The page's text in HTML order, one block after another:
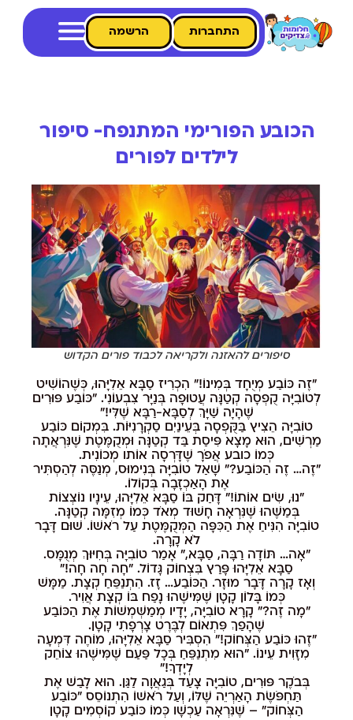
התחברות הרשמה
הכובע הפורימי המתנפח- סיפור
לילדים לפורים
סיפורים להאזנה ולקריאה לכבוד פורים הקדוש
"זֶה כּוֹבַע מְיֻחָד בְּמִינוֹ!" הִכְרִיז סַבָּא אֵלִיָּהוּ, כְּשֶׁהוֹשִׁיט
לְטוֹבִיָּה קֻפְסָה קְטַנָּה עֲטוּפָה בְּנַיָּר צִבְעוֹנִי. "כּוֹבַע פּוּרִים
שֶׁהָיָה שַׁיָּךְ לְסַבָּא-רַבָּא שֶׁלִּי!"
טוֹבִיָּה הֵצִיץ בַּקֻּפְסָה בְּעֵינַיִם סַקְרָנִיּוֹת. בִּמְקוֹם כּוֹבַע
מַרְשִׁים, הוּא מָצָא פִּיסַת בַּד קְטַנָּה וּמְקֻמֶּטֶת שֶׁנִּרְאֲתָה
כְּמוֹ כובע אֲפֹרָ שֶׁדָּרְסָה אוֹתו מְכוֹנִית.
"זֶה… זֶה הַכּוֹבַע?" שָׁאַל טוֹבִיָּה בְּנִימוּס, מְנַסֶּה לְהַסְתִּיר
אֶת הָאַכְזָבָה בְּקוֹלוֹ.
"נוּ, שִׂים אוֹתוֹ!" דָּחַק בּוֹ סַבָּא אֵלִיָּהוּ, עֵינָיו נוֹצְצוֹת
בְּמַשֶּׁהוּ שֶׁנִּרְאָה חָשׁוּד מְאֹד כְּמוֹ מְזִמָּה קְטַנָּה.
טוֹבִיָּה הִנִּיחַ אֶת הַכִּפָּה הַמְּקֻמֶּטֶת עַל רֹאשׁוֹ. שׁוּם דָּבָר
לֹא קָרָה.
"אָה… תּוֹדָה רַבָּה, סַבָּא," אָמַר טוֹבִיָּה בְּחִיּוּךְ מְנֻמָּס.
סַבָּא אֵלִיָּהוּ פָּרַץ בִּצְחוֹק גָּדוֹל. "חָה חָה חָה!"
וְאָז קָרָה דָּבָר מוּזָר. הַכּוֹבַע… זָז. הִתְנַפֵּחַ קְצָת. מַמָּשׁ
כְּמוֹ בָּלוֹן קָטָן שֶׁמִּישֶׁהוּ נָפַח בּוֹ קְצָת אֲוִיר.
"מָה זֶה?" קָרָא טוֹבִיָּה, יָדָיו מְמַשְּׁמְשׁוֹת אֶת הַכּוֹבַע
שֶׁהָפַךְ פִּתְאוֹם לְבֶּרֶט צָרְפָתִי קָטָן.
"זֶהוּ כּוֹבַע הַצְּחוֹק!" הִסְבִּיר סַבָּא אֵלִיָּהוּ, מוֹחֶה דִּמְעָה
מִזָּוִית עֵינוֹ. "הוּא מִתְנַפֵּחַ בְּכָל פַּעַם שֶׁמִּישֶׁהוּ צוֹחֵק
לְיָדְךָ!"
בְּבֹקֶר פּוּרִים, טוֹבִיָּה צָעַד בְּגַאֲוָה לַגַּן. הוּא לָבַשׁ אֶת
תַּחְפֹּשֶׂת הָאַרְיֵה שֶׁלּוֹ, וְעַל רֹאשׁוֹ הִתְנוֹסֵס "כּוֹבַע
הַצְּחוֹק" – שֶׁנִּרְאָה עַכְשָׁו כְּמוֹ כּוֹבַע קוֹסְמִים קָטָן